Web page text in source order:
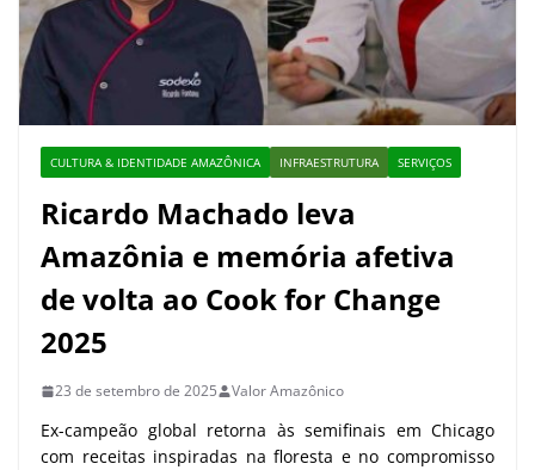
CULTURA & IDENTIDADE AMAZÔNICA INFRAESTRUTURA SERVIÇOS
Ricardo Machado leva
Amazônia e memória afetiva
de volta ao Cook for Change
2025
23 de setembro de 2025 Valor Amazônico
Ex-campeão global retorna às semifinais em Chicago
com receitas inspiradas na floresta e no compromisso